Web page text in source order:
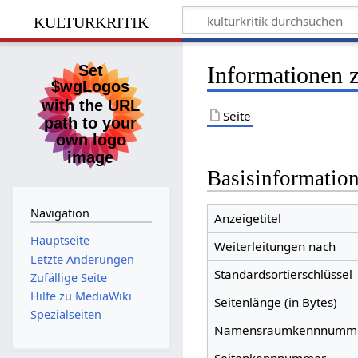
kulturkritik
Informationen
Seite
Anzeigetitel
Weiterleitungen nach
Standardsortierschlüssel
Seitenlänge (in Bytes)
Navigation
Hauptseite
Letzte Änderungen
Zufällige Seite
Hilfe zu MediaWiki
Spezialseiten